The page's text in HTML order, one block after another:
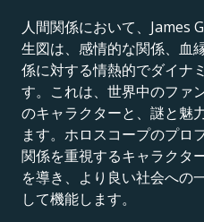
人間関係において、James
生図は、感情的な関係、血
係に対する情熱的でダイナ
す。これは、世界中のファ
のキャラクターと、謎と魅
ます。ホロスコープのプロ
関係を重視するキャラクタ
を導き、より良い社会への
して機能します。